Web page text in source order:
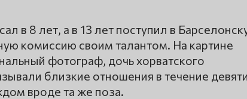
в 8 лет, а в 13 лет поступил в
комиссию своим талантом. На картине
фотограф, дочь хорватского
близкие отношения в течение
вроде та же поза.